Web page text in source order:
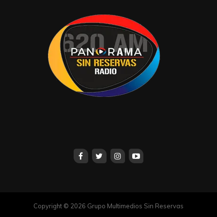
alrededores de Tabasco 2000 al Centro. Y de
acuerdo a los afectados, no ven atractivo para
instalarse en la zona.
No deje escuchar el próximo lunes, el programa A
Fondo, conducido por“Chuy”Sibilla
en el cuadrante del 94.1 de FM.
caraveo20162016@outlook.com
Copyright © 2026 Grupo Multimedios Sin Reservas